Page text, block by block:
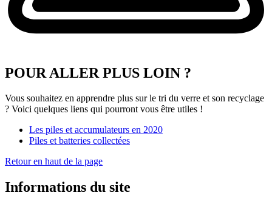
POUR ALLER PLUS LOIN ?
Vous souhaitez en apprendre plus sur le tri du verre et son recyclage
? Voici quelques liens qui pourront vous être utiles !
Les piles et accumulateurs en 2020
Piles et batteries collectées
Retour en haut de la page
Informations du site